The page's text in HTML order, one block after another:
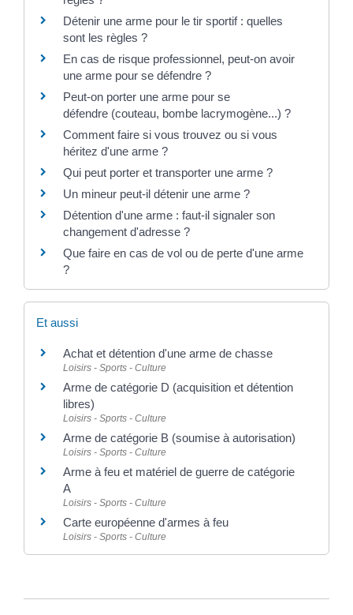
Détenir une arme pour le tir sportif : quelles
sont les règles ?
En cas de risque professionnel, peut-on avoir
une arme pour se défendre ?
Peut-on porter une arme pour se
défendre (couteau, bombe lacrymogène...) ?
Comment faire si vous trouvez ou si vous
héritez d'une arme ?
Qui peut porter et transporter une arme ?
Un mineur peut-il détenir une arme ?
Détention d'une arme : faut-il signaler son
changement d'adresse ?
Que faire en cas de vol ou de perte d'une arme
?
Et aussi
Achat et détention d'une arme de chasse
Loisirs - Sports - Culture
Arme de catégorie D (acquisition et détention
libres)
Loisirs - Sports - Culture
Arme de catégorie B (soumise à autorisation)
Loisirs - Sports - Culture
Arme à feu et matériel de guerre de catégorie
A
Loisirs - Sports - Culture
Carte européenne d'armes à feu
Loisirs - Sports - Culture